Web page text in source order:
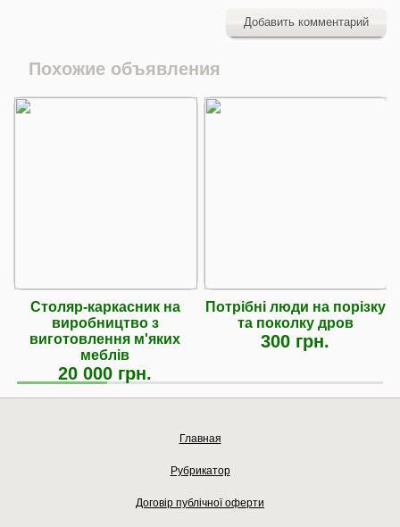
Добавить комментарий
Похожие объявления
Столяр-каркасник на
виробництво з
виготовлення м'яких
меблів
20 000 грн.
Потрібні люди на порізку
та поколку дров
300 грн.
Главная
Рубрикатор
Договір публічної оферти